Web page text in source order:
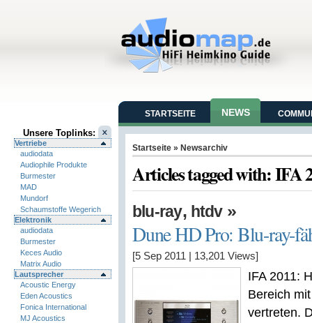
Unsere Toplinks:
Vertriebe
audiodata
Audiophile Produkte
Burmester
MAD
Mundorf
Schaumstoffe Wegerich
Elektronik
audiodata
Burmester
Keces Audio
Matrix Audio
Lautsprecher
Acoustic Energy
Eden Acoustics
Fonica International
MJ Acoustics
STARTSEITE NEWS
Startseite » Newsarchiv
Articles tagged with: IFA
blu-ray, htdv»
Dune HD Pro: Blu-ray-
[5 Sep 2011 13,201 Views]
IFA 2011:
Bereich
vertreten.